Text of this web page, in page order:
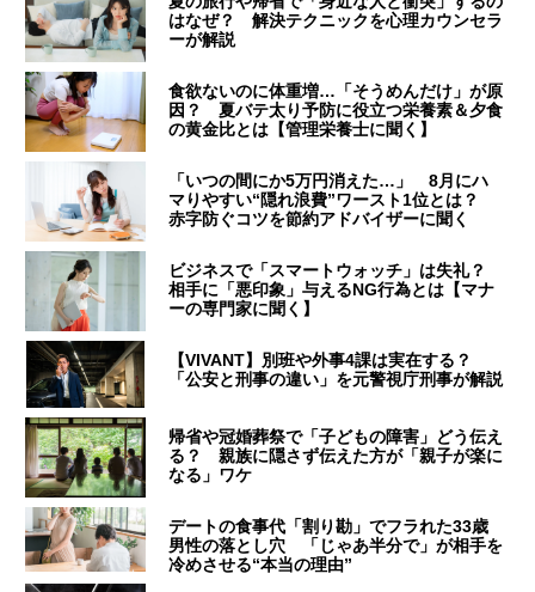
はなぜ？ 解決テクニックを心理カウンセラ
ーが解説
食欲ないのに体重増…「そうめんだけ」が原
因？ 夏バテ太り予防に役立つ栄養素＆夕食
の黄金比とは【管理栄養士に聞く】
「いつの間にか5万円消えた…」 8月にハ
マりやすい“隠れ浪費”ワースト1位とは？
赤字防ぐコツを節約アドバイザーに聞く
ビジネスで「スマートウォッチ」は失礼？
相手に「悪印象」与えるNG行為とは【マナ
ーの専門家に聞く】
【VIVANT】別班や外事4課は実在する？
「公安と刑事の違い」を元警視庁刑事が解説
帰省や冠婚葬祭で「子どもの障害」どう伝え
る？ 親族に隠さず伝えた方が「親子が楽に
なる」ワケ
デートの食事代「割り勘」でフラれた33歳
男性の落とし穴 「じゃあ半分で」が相手を
冷めさせる“本当の理由”